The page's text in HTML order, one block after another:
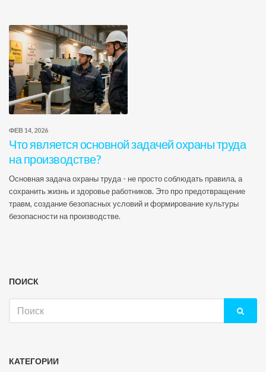
ФЕВ 14, 2026
Что является основной задачей охраны труда
на производстве?
Основная задача охраны труда - не просто соблюдать правила, а
сохранить жизнь и здоровье работников. Это про предотвращение
травм, создание безопасных условий и формирование культуры
безопасности на производстве.
ПОИСК
КАТЕГОРИИ